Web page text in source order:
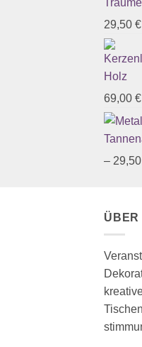
29,50 €
69,00 €
– 29,50
ÜBER